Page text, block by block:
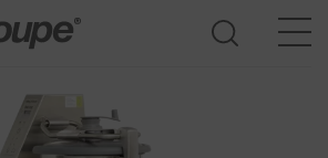
Zur Auswahlhilfe